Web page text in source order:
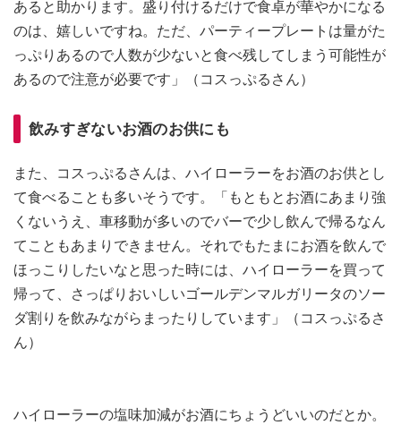
あると助かります。盛り付けるだけで食卓が華やかになる
のは、嬉しいですね。ただ、パーティープレートは量がた
っぷりあるので人数が少ないと食べ残してしまう可能性が
あるので注意が必要です」（コスっぷるさん）
飲みすぎないお酒のお供にも
また、コスっぷるさんは、ハイローラーをお酒のお供とし
て食べることも多いそうです。「もともとお酒にあまり強
くないうえ、車移動が多いのでバーで少し飲んで帰るなん
てこともあまりできません。それでもたまにお酒を飲んで
ほっこりしたいなと思った時には、ハイローラーを買って
帰って、さっぱりおいしいゴールデンマルガリータのソー
ダ割りを飲みながらまったりしています」（コスっぷるさ
ん）
ハイローラーの塩味加減がお酒にちょうどいいのだとか。